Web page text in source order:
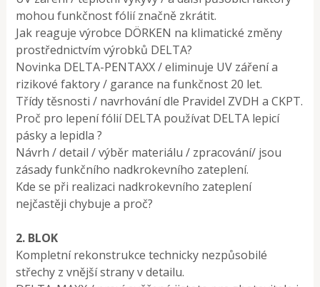
mohou funkčnost fólií značně zkrátit.
Jak reaguje výrobce DÖRKEN na klimatické změny
prostřednictvím výrobků DELTA?
Novinka DELTA-PENTAXX / eliminuje UV záření a
rizikové faktory / garance na funkčnost 20 let.
Třídy těsnosti / navrhování dle Pravidel ZVDH a CKPT.
Proč pro lepení fólií DELTA používat DELTA lepicí
pásky a lepidla ?
Návrh / detail / výběr materiálu / zpracování/ jsou
zásady funkčního nadkrokevního zateplení.
Kde se při realizaci nadkrokevního zateplení
nejčastěji chybuje a proč?
2. BLOK
Kompletní rekonstrukce technicky nezpůsobilé
střechy z vnější strany v detailu.